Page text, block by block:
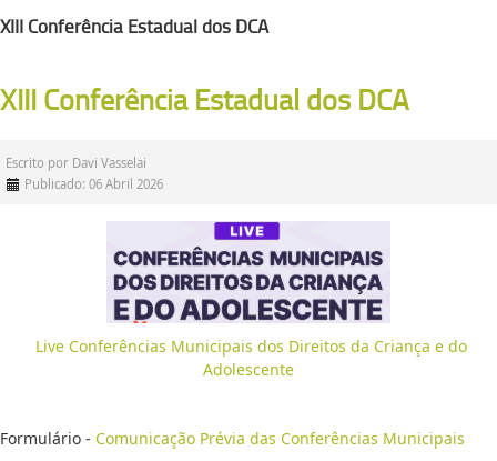
XIII Conferência Estadual dos DCA
XIII Conferência Estadual dos DCA
Escrito por Davi Vasselai
Publicado: 06 Abril 2026
Live Conferências Municipais dos Direitos da Criança e do
Adolescente
Formulário - Comunicação Prévia das Conferências Municipais